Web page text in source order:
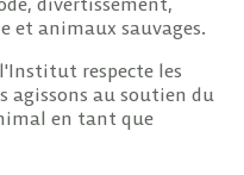
et animaux sauvages.
respecte les
agissons au soutien du
en tant que